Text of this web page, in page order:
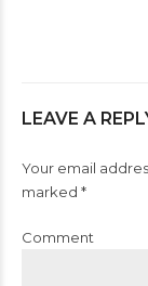
LEAVE A
Your email
marked *
Comment